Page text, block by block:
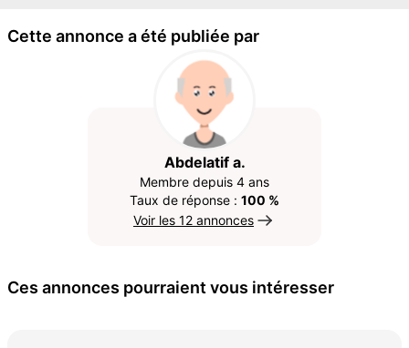
Cette annonce a été publiée par
Abdelatif a.
Membre depuis 4 ans
Taux de réponse : 100 %
Voir les 12 annonces
Ces annonces pourraient vous intéresser